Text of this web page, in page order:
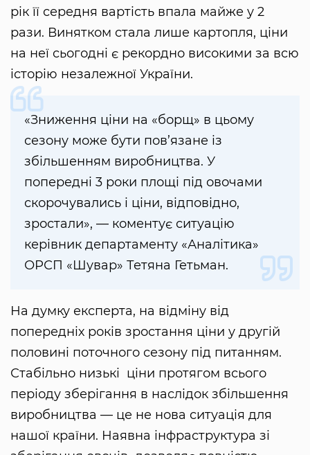
рік її середня вартість впала майже у 2
рази. Винятком стала лише картопля, ціни
на неї сьогодні є рекордно високими за всю
історію незалежної України.
«Зниження ціни на «борщ» в цьому
сезону може бути пов’язане із
збільшенням виробництва. У
попередні 3 роки площі під овочами
скорочувались і ціни, відповідно,
зростали», — коментує ситуацію
керівник департаменту «Аналітика»
ОРСП «Шувар» Тетяна Гетьман.
На думку експерта, на відміну від
попередніх років зростання ціни у другій
половині поточного сезону під питанням.
Стабільно низькі ціни протягом всього
періоду зберігання в наслідок збільшення
виробництва — це не нова ситуація для
нашої країни. Наявна інфраструктура зі